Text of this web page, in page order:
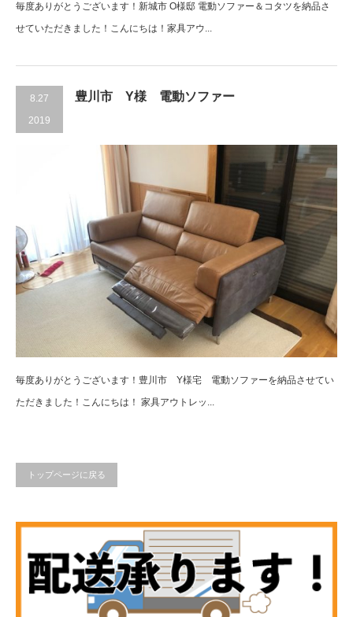
毎度ありがとうございます！新城市 O様邸 電動ソファー＆コタツを納品さ
せていただきました！こんにちは！家具アウ...
8.27
2019
豊川市 Y様 電動ソファー
毎度ありがとうございます！豊川市 Y様宅 電動ソファーを納品させてい
ただきました！こんにちは！ 家具アウトレッ...
トップページに戻る